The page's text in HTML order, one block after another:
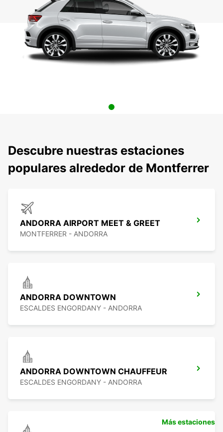
Descubre nuestras estaciones
populares alrededor de Montferrer
ANDORRA AIRPORT MEET & GREET
MONTFERRER - ANDORRA
ANDORRA DOWNTOWN
ESCALDES ENGORDANY - ANDORRA
ANDORRA DOWNTOWN CHAUFFEUR
ESCALDES ENGORDANY - ANDORRA
Más estaciones